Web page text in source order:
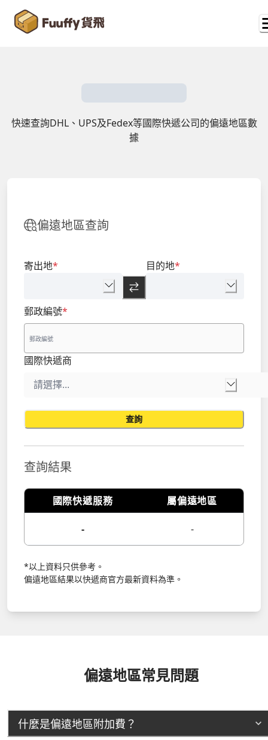
快速查詢DHL、UPS及Fedex等國際快遞公司的偏遠地區數
據
偏遠地區查詢
寄出地* 目的地*
郵政編號*
國際快遞商
查詢
查詢結果
國際快遞服務 屬偏遠地區
- -
*以上資料只供參考。
偏遠地區結果以快遞商官方最新資料為準。
偏遠地區常見問題
什麼是偏遠地區附加費？